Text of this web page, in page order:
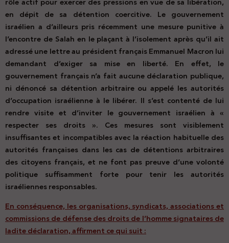
en dépit de sa détention coercitive. Le gouvernement
israélien a d’ailleurs pris récemment une mesure punitive à
l’encontre de Salah en le plaçant à l’isolement après qu’il ait
adressé une lettre au président français Emmanuel Macron lui
demandant d’exiger sa mise en liberté. En effet, le
gouvernement français n’a fait aucune déclaration publique,
ni dénoncé sa détention arbitraire ou appelé les autorités
d’occupation israélienne à le libérer. Il s’est contenté de lui
rendre visite et d’inviter le gouvernement israélien à «
respecter ses droits ». Ces mesures sont visiblement
insuffisantes et incompatibles avec la réaction habituelle des
autorités françaises dans les cas de détentions arbitraires
des citoyens français, et ne font pas preuve d’une volonté
politique suffisamment forte pour tenir les autorités
israéliennes responsables.
En conséquence, les organisations, syndicats, associations et
commissions de défense des droits de l’homme signataires de
ladite déclaration, affirment ce qui suit :